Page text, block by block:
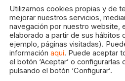
Utilizamos cookies propias y de
mejorar nuestros servicios,
navegación por nuestro website,
elaborado a partir de sus hábitos
ejemplo, páginas visitadas).
información aquí. Puede aceptar
el botón ‘Aceptar’ o configurarlas
pulsando el botón ‘Configurar’.